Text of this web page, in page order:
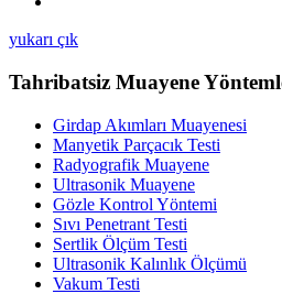
yukarı çık
Tahribatsiz Muayene
Girdap Akımları Muayenesi
Manyetik Parçacık Testi
Radyografik Muayene
Ultrasonik Muayene
Gözle Kontrol Yöntemi
Sıvı Penetrant Testi
Sertlik Ölçüm Testi
Ultrasonik Kalınlık Ölçümü
Vakum Testi